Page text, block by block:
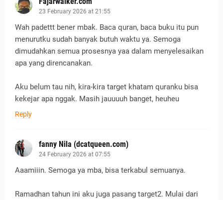
23 February 2026 at 21:55
Wah padettt bener mbak. Baca quran, baca buku itu pun
menurutku sudah banyak butuh waktu ya. Semoga
dimudahkan semua prosesnya yaa dalam menyelesaikan
apa yang direncanakan.
Aku belum tau nih, kira-kira target khatam quranku bisa
kekejar apa nggak. Masih jauuuuh banget, heuheu
Reply
fanny Nila (dcatqueen.com)
24 February 2026 at 07:55
Aaamiiin. Semoga ya mba, bisa terkabul semuanya.
Ramadhan tahun ini aku juga pasang target2. Mulai dari